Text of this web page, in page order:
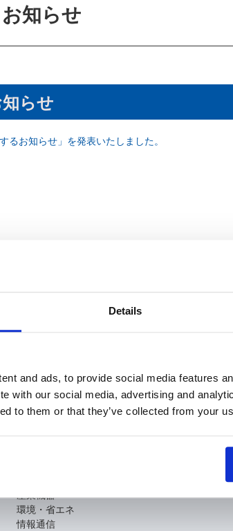
Details
and ads, to provide social media features
with our social media, advertising and
to them or that they’ve collected from your
知らせ
らせ
お知らせ」を発表いたしました。
KOAの技術
産業機器
環境・省エネ
情報通信